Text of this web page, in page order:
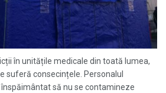
în unitățile medicale din toată lumea,
suferă consecințele. Personalul
să nu se contamineze